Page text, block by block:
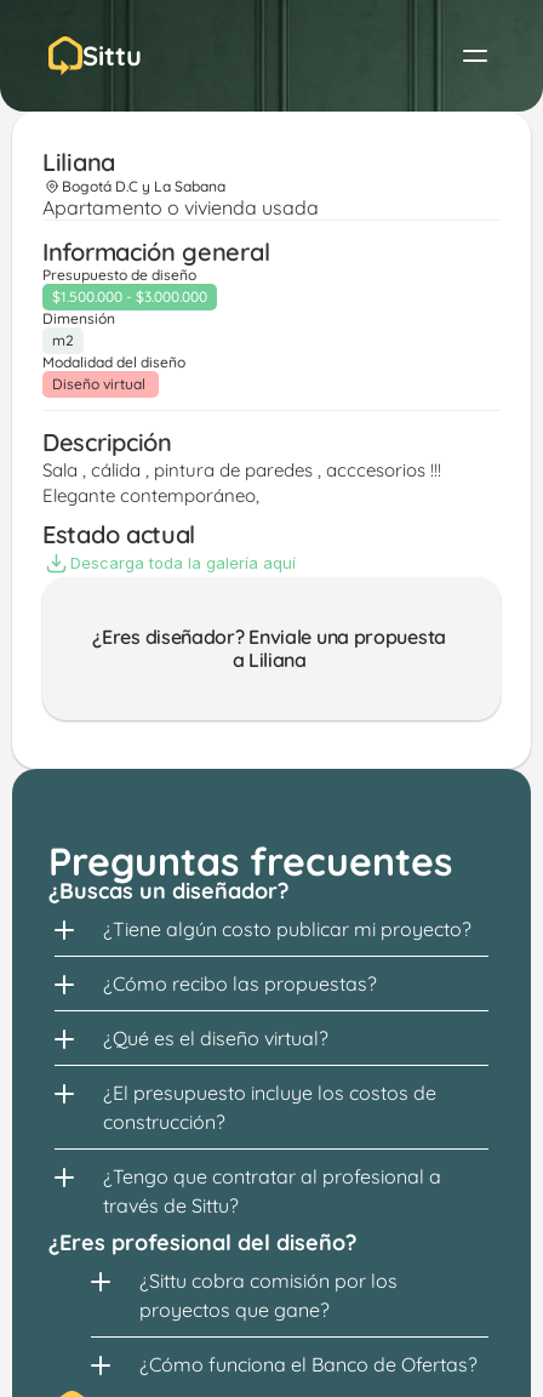
Sittu
Liliana
Bogotá D.C y La Sabana
Apartamento o vivienda usada
Información general
Presupuesto de diseño
$1.500.000 - $3.000.000
Dimensión
m2
Modalidad del diseño
Diseño virtual
Descripción
Sala , cálida , pintura de paredes , acccesorios !!!
Elegante contemporáneo,
Estado actual
Descarga toda la galería aquí
¿Eres diseñador? Enviale una propuesta
a Liliana
Preguntas frecuentes
¿Buscas un diseñador?
¿Tiene algún costo publicar mi proyecto?
¿Cómo recibo las propuestas?
¿Qué es el diseño virtual?
¿El presupuesto incluye los costos de
construcción?
¿Tengo que contratar al profesional a
través de Sittu?
¿Eres profesional del diseño?
¿Sittu cobra comisión por los
proyectos que gane?
¿Cómo funciona el Banco de Ofertas?